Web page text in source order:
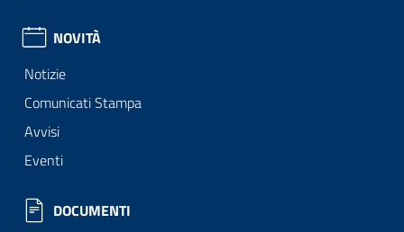
NOVITÀ
Notizie
Comunicati Stampa
Avvisi
Eventi
DOCUMENTI